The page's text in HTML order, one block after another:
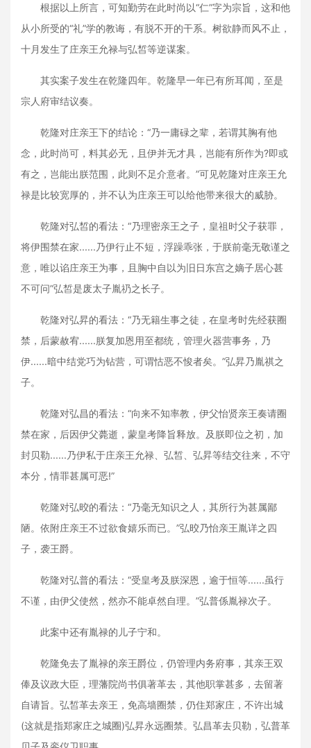
根据以上所言，可知勤劳在此时尚以“仁”字为宗旨，这和他
从小所受的“礼”学的教诲，有脱不开的干系。树欲静而风不止，
十月发生了庄亲王允禄与弘皙等逆谋案。
其实案子发生在乾隆四年。乾隆早一年已有所耳闻，至是
宗人府审结议奏。
乾隆对庄亲王下的结论：“乃一庸碌之辈，若谓其胸有他
念，此时尚可，料其必无，且伊并无才具，岂能有所作为?即或
有之，岂能出朕范围，此则不足介意者。”可见乾隆对庄亲王允
禄是比较宽厚的，并不认为庄亲王可以给他带来很大的威胁。
乾隆对弘皙的看法：“乃理密亲王之子，皇祖时父子获罪，
将伊围禁在家......乃伊行止不短，浮躁乖张，于朕前毫无敬谨之
意，唯以谄庄亲王为事，且胸中自以为旧日东宫之嫡子居心甚
不可问”弘皙是废太子胤礽之长子。
乾隆对弘昇的看法：“乃无籍生事之徒，在皇考时先经获圈
禁，后蒙赦宥......朕复加恩用至都统，管理火器营事务，乃
伊......暗中结党巧为钻营，可谓怙恶不悛者矣。”弘昇乃胤祺之
子。
乾隆对弘昌的看法：“向来不知率教，伊父怡贤亲王奏请圈
禁在家，后因伊父薨逝，蒙皇考降旨释放。及朕即位之初，加
封贝勒......乃伊私于庄亲王允禄、弘皙、弘昇等结交往来，不守
本分，情罪甚属可恶!”
乾隆对弘晈的看法：“乃毫无知识之人，其所行为甚属鄙
陋。依附庄亲王不过欲食嬉乐而已。”弘晈乃怡亲王胤详之四
子，袭王爵。
乾隆对弘普的看法：“受皇考及朕深恩，逾于恒等......虽行
不谨，由伊父使然，然亦不能卓然自理。”弘普係胤禄次子。
此案中还有胤禄的儿子宁和。
乾隆免去了胤禄的亲王爵位，仍管理内务府事，其亲王双
俸及议政大臣，理藩院尚书俱著革去，其他职掌甚多，去留著
自请旨。弘皙革去亲王，免高墙圈禁，仍住郑家庄，不许出城
(这就是指郑家庄之城圈)弘昇永远圈禁。弘昌革去贝勒，弘普革